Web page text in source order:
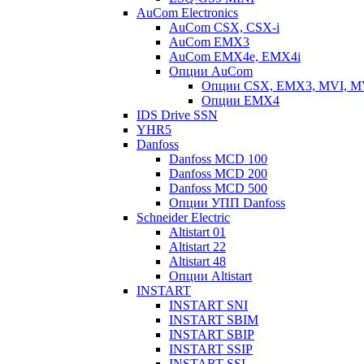
AuCom Electronics
AuCom CSX, CSX-i
AuCom EMX3
AuCom EMX4e, EMX4i
Опции AuCom
Опции CSX, EMX3, MVI,
Опции EMX4
IDS Drive SSN
YHR5
Danfoss
Danfoss MCD 100
Danfoss MCD 200
Danfoss MCD 500
Опции УПП Danfoss
Schneider Electric
Altistart 01
Altistart 22
Altistart 48
Опции Altistart
INSTART
INSTART SNI
INSTART SBIM
INSTART SBIP
INSTART SSIP